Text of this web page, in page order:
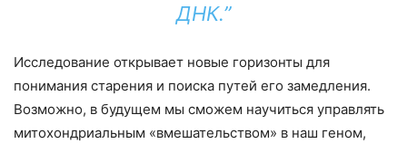
ДНК.”
Исследование открывает новые горизонты для
понимания старения и поиска путей его замедления.
Возможно, в будущем мы сможем научиться управлять
митохондриальным «вмешательством» в наш геном,